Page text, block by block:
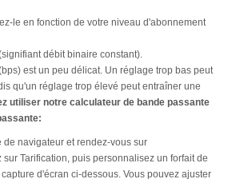
le en fonction de votre niveau d'abonnement
débit binaire constant).
est un peu délicat. Un réglage trop bas peut
qu'un réglage trop élevé peut entraîner une
utiliser notre calculateur de bande passante
navigateur et rendez-vous sur
sur Tarification, puis personnalisez un forfait de
d'écran ci-dessous. Vous pouvez ajuster